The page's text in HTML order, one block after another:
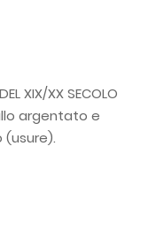
XIX/XX SECOLO
argentato e